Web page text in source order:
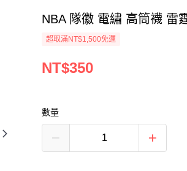
NBA 隊徽 電繡 高筒襪 雷
超取滿NT$1,500免運
NT$350
數量